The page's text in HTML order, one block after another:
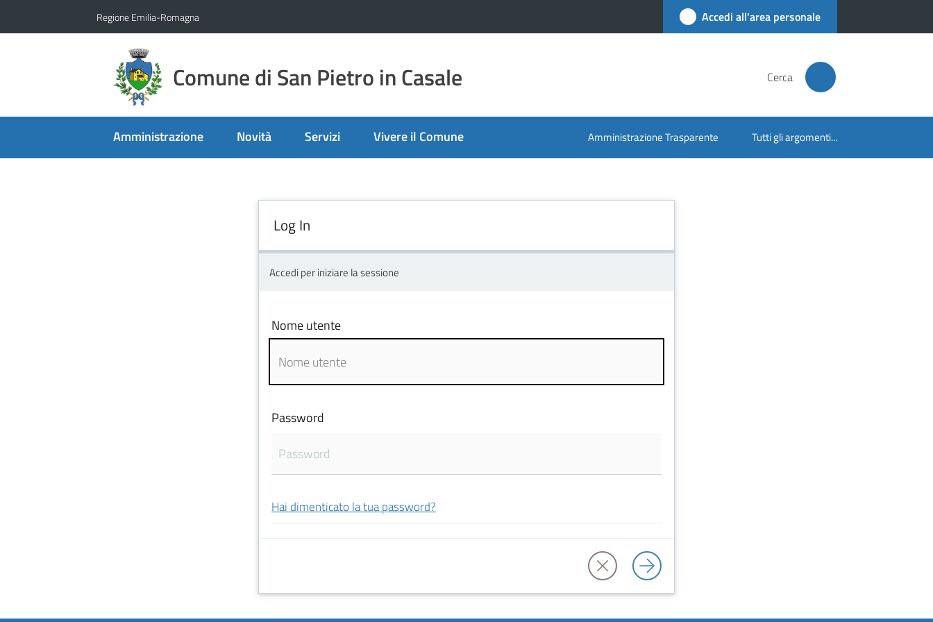
Regione Emilia-Romagna Accedi all'area personale
Comune di San Pietro in Casale Cerca
Amministrazione Novità Servizi Vivere il Comune Amministrazione Trasparente Tutti gli argomenti...
Log In
Accedi per iniziare la sessione
Nome utente
Password
Hai dimenticato la tua password?